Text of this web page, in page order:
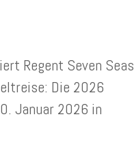
Regent Seven Seas
Die 2026
Januar 2026 in